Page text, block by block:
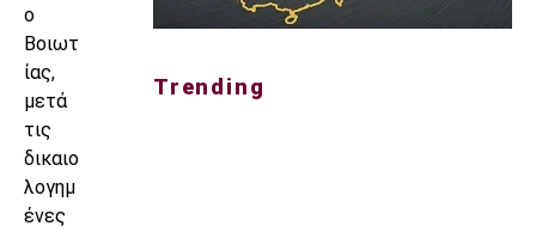
ο
Βοιωτ
ίας,
μετά
τις
δικαιο
λογημ
ένες
Trending